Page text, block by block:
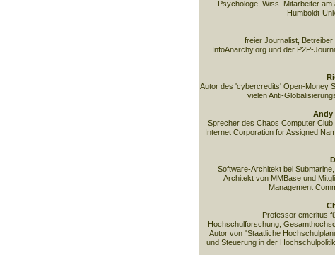
Psychologe, Wiss. Mitarbeiter am
Humboldt-
freier Journalist, Betreiber
InfoAnarchy.org und der P2P-
Autor des 'cybercredits' Open-Money
vielen Anti-
Andy
Sprecher des Chaos Computer
Internet Corporation for Assigned
Software-Architekt bei
Architekt von MMBase und
Management
Professor emeritus
Hochschulforschung,
Autor von "Staatliche
und Steuerung in der